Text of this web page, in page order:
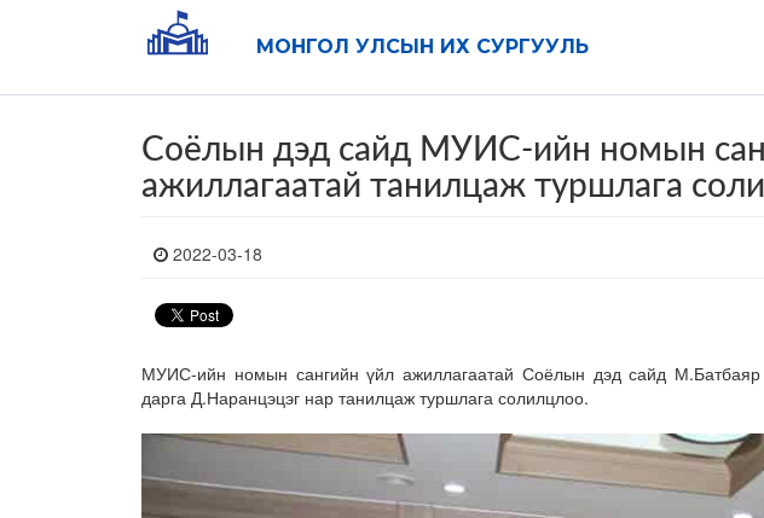
МОНГОЛ УЛСЫН ИХ СУРГУУЛЬ
Соёлын дэд сайд МУИС-ийн номын
ажиллагаатай танилцаж туршлага
2022-03-18
МУИС-ийн номын сангийн үйл ажиллагаатай Соёлын дэд сайд М.Батбаяр
дарга Д.Наранцэцэг нар танилцаж туршлага солилцлоо.